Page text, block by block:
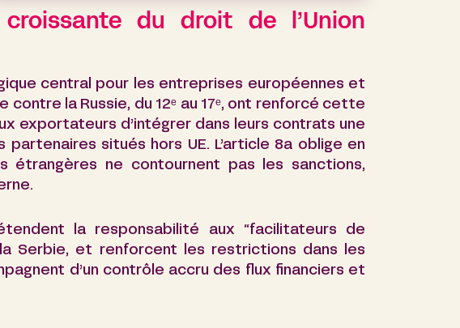
du droit de l’Union
central pour les entreprises européennes et
la Russie, du 12ᵉ au 17ᵉ, ont renforcé cette
exportateurs d’intégrer dans leurs contrats une
situés hors UE. L’article 8a oblige en
ne contournent pas les sanctions,
la responsabilité aux “facilitateurs de
Serbie, et renforcent les restrictions dans les
d’un contrôle accru des flux financiers et